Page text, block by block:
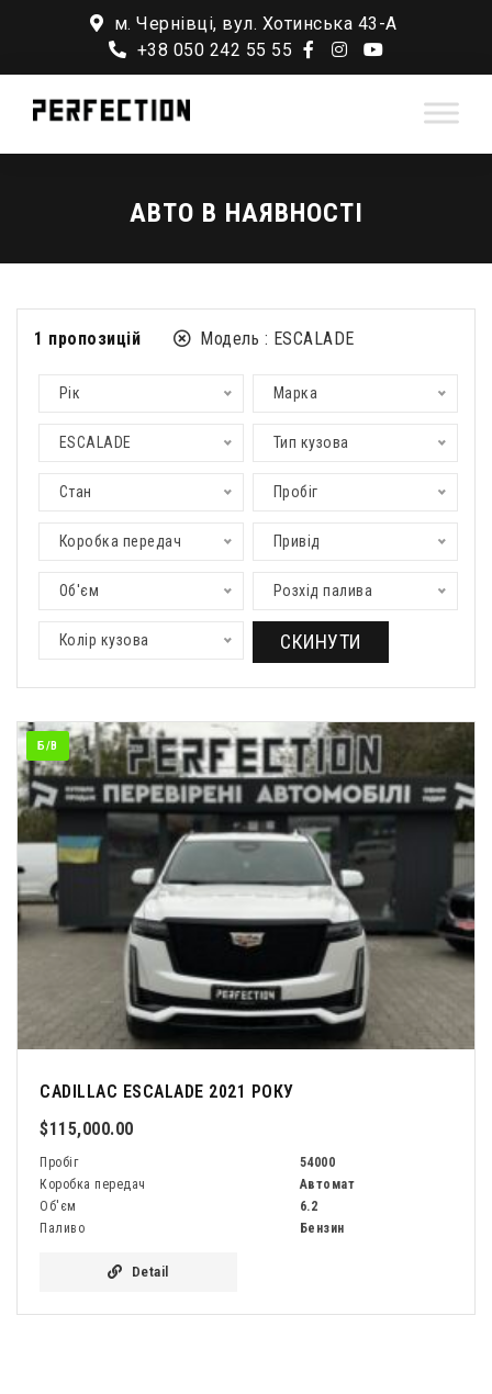
м. Чернівці, вул. Хотинська 43-А
+38 050 242 55 55
АВТО В НАЯВНОСТІ
1 пропозицій Модель : ESCALADE
Рік Марка
ESCALADE Тип кузова
Стан Пробіг
Коробка передач Привід
Об'єм Розхід палива
Колір кузова СКИНУТИ
Б/В
CADILLAC ESCALADE 2021 РОКУ
$115,000.00
Пробіг
54000
Коробка передач
Автомат
Об'єм
6.2
Паливо
Бензин
Detail